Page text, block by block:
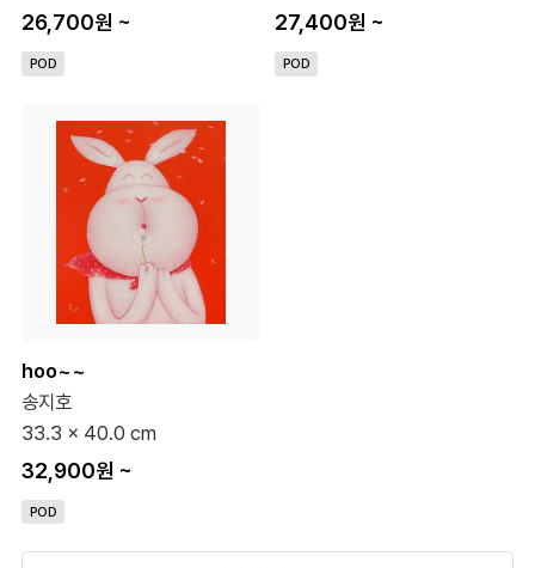
26,700원 ~
POD
27,400원 ~
POD
hoo~~
송지호
33.3 x 40.0 cm
32,900원 ~
POD